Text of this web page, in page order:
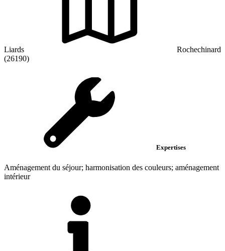
Liards
Rochechinard
(26190)
Expertises
Aménagement du séjour; harmonisation des couleurs; aménagement
intérieur